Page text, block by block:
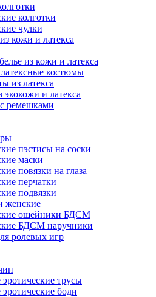
колготки
чулки
кожи и латекса
из кожи и латекса
костюмы
из латекса
экокожи и латекса
ремешками
пэстисы на соски
маски
повязки на глаза
перчатки
подвязки
женские
ошейники БДСМ
БДСМ наручники
ролевых игр
трусы
боди